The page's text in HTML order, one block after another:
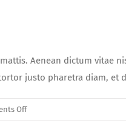
Aenean dictum vitae
justo pharetra diam, et
Offon
Donec